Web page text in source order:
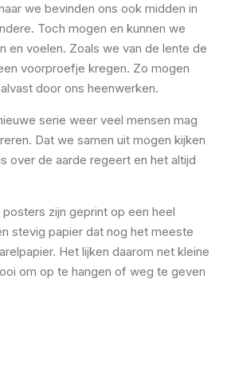
we bevinden ons ook midden in
Toch mogen en kunnen we
en voelen. Zoals we van de lente de
voorproefje kregen. Zo mogen
door ons heenwerken.
serie weer veel mensen mag
Dat we samen uit mogen kijken
over de aarde regeert en het altijd
zijn geprint op een heel
stevig papier dat nog het meeste
Het lijken daarom net kleine
om op te hangen of weg te geven